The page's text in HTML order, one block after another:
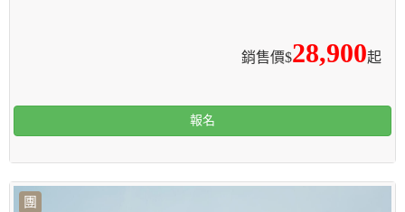
銷售價$28,900起
報名
團